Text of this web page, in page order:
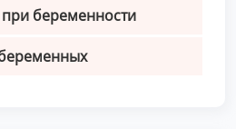
беременности